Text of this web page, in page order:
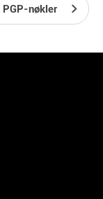
PGP-nøkler